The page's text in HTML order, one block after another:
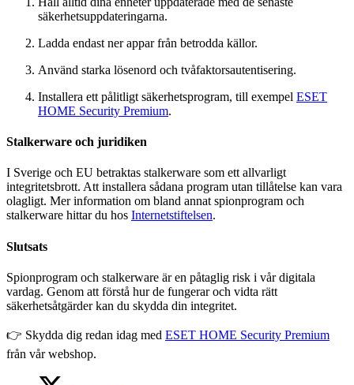
säkerhetsuppdateringarna.
Ladda endast ner appar från betrodda källor.
Använd starka lösenord och tvåfaktorsautentisering.
Installera ett pålitligt säkerhetsprogram, till exempel ESET
HOME Security Premium.
Stalkerware och juridiken
I Sverige och EU betraktas stalkerware som ett allvarligt
integritetsbrott. Att installera sådana program utan tillåtelse kan vara
olagligt. Mer information om bland annat spionprogram och
stalkerware hittar du hos Internetstiftelsen.
Slutsats
Spionprogram och stalkerware är en påtaglig risk i vår digitala
vardag. Genom att förstå hur de fungerar och vidta rätt
säkerhetsåtgärder kan du skydda din integritet.
👉 Skydda dig redan idag med ESET HOME Security Premium
från vår webshop.